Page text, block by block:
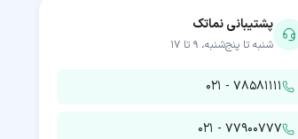
پشتیبانی نماتک
شنبه تا پنج‌شنبه، ۹ تا ۱۷
۰۲۱ - ۷۸۵۸۱۱۱۱
۰۲۱ - ۷۷۹۰۰۷۷۷